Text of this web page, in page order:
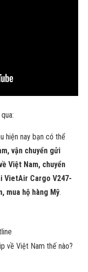
hiện nay bạn có thể
vận chuyển gửi
Việt Nam, chuyển
VietAir Cargo V247-
mua hộ hàng Mỹ.